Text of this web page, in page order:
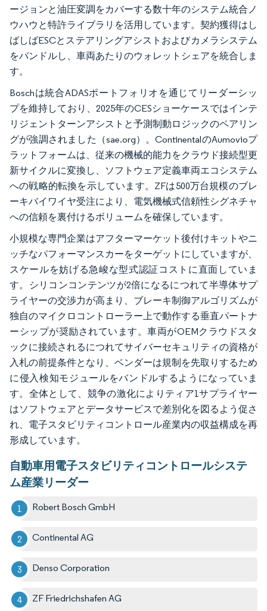
ージョンと油圧変調をカバーする数十年のシステム統合ノ
ウハウと特許ライブラリを活用しています。契約獲得はし
ばしばESCとステアリングアシストおよびカメラシステム
をバンドルし、車両あたりのウォレットシェアを統合しま
す。
Boschは統合ADASポートフォリオを通じてリーダーシッ
プを維持しており、2025年のCESショーケースではインテ
リジェントターンアシストと予測制動ロジックのペアリン
グが強調されました（sae.org）。ContinentalのAumovioプ
ラットフォームは、従来の機械的能力をクラウド接続型更
新サイクルに変換し、ソフトウェア定義車両エコシステム
への戦略的転換を示しています。ZFは500万台規模のブレ
ーキバイワイヤ受注により、電気機械式信頼性シグネチャ
への信頼を裏付けるボリュームを確保しています。
小規模な専門企業はアフターマーケット後付けキットやニ
ッチなパフォーマンスカーをターゲットにしていますが、
スケールを妨げる急峻な型式認証コストに直面していま
す。シリコンコンテンツが2倍になるにつれて半導体サプ
ライヤーの交渉力が高まり、ブレーキ制御アルゴリズムが
独自のマイクロコントローラー上で動作する垂直パートナ
ーシップが奨励されています。車両がOEMクラウドスタ
ックに接続されるにつれてサイバーセキュリティの資格が
入札の前提条件となり、ベンダーは規制を先取りするため
に侵入検知モジュールをバンドルするようになっていま
す。全体として、競争の激化によりティア1サプライヤー
はソフトウェアとデータサービスで差別化を図るよう促さ
れ、電子スタビリティコントロール産業内の収益構成を再
形成しています。
自動車用電子スタビリティコントロールシステ
ム産業リーダー
Robert Bosch GmbH
Continental AG
Denso Corporation
ZF Friedrichshafen AG